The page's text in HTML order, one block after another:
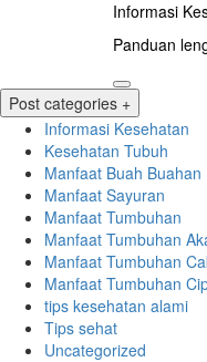
Informasi
Panduan
Post categories +
Informasi Kesehatan
Kesehatan Tubuh
Manfaat Buah Buahan
Manfaat Sayuran
Manfaat Tumbuhan
Manfaat Tumbuhan
Manfaat Tumbuhan
Manfaat Tumbuhan
tips kesehatan alami
Tips sehat
Uncategorized